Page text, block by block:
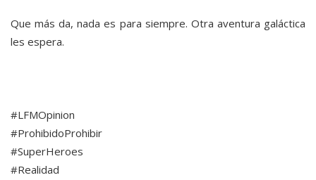
Que más da, nada es para siempre. Otra aventura galáctica
les espera.
#LFMOpinion
#ProhibidoProhibir
#SuperHeroes
#Realidad